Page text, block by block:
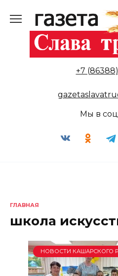
содержанию
+7
Мы в
ГЛАВНАЯ
школа
НОВОСТИ КАШАРСКОГО